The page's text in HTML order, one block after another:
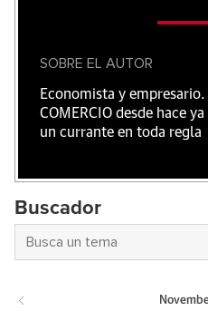
SOBRE EL AUTOR
Economista y
COMERCIO desde hace
un currante en toda regla
Buscador